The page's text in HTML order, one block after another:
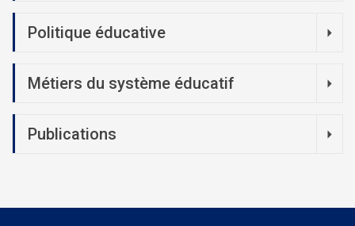
Politique éducative
Métiers du système éducatif
Publications